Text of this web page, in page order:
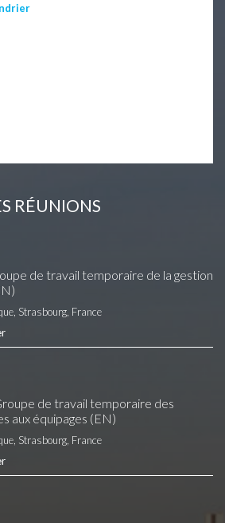
RÉUNIONS
de travail temporaire de la gestion
Strasbourg, France
de travail temporaire des
aux équipages (EN)
Strasbourg, France